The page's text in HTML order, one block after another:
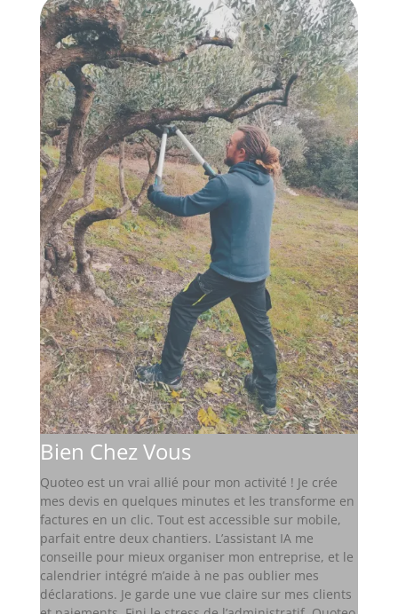
Bien Chez Vous
Quoteo est un vrai allié pour mon activité ! Je crée
mes devis en quelques minutes et les transforme en
factures en un clic. Tout est accessible sur mobile,
parfait entre deux chantiers. L’assistant IA me
conseille pour mieux organiser mon entreprise, et le
calendrier intégré m’aide à ne pas oublier mes
déclarations. Je garde une vue claire sur mes clients